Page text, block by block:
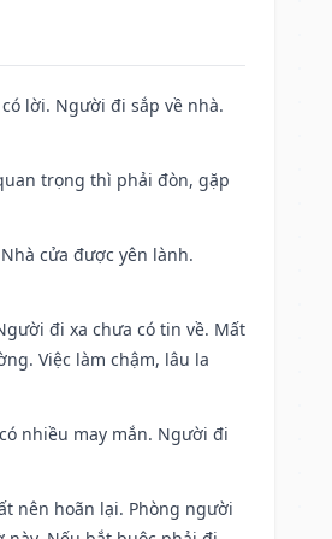
lời. Người đi sắp về nhà.
trọng thì phải đòn, gặp
cửa được yên lành.
đi xa chưa có tin về. Mất
Việc làm chậm, lâu la
nhiều may mắn. Người đi
nên hoãn lại. Phòng người